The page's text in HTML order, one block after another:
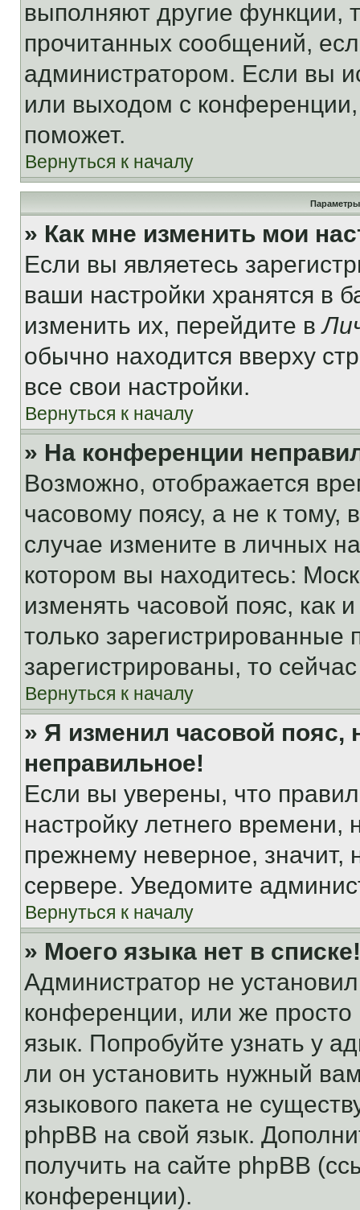
выполняют другие функции,
прочитанных сообщений,
администратором. Если вы
или выходом с
поможет.
Вернуться к началу
Параметры
» Как мне изменить мои
Если вы являетесь
ваши настройки хранятся в
изменить их, перейдите в
обычно находится вверху
все свои настройки.
Вернуться к началу
» На конференции
Возможно, отображается
часовому поясу, а не к тому,
случае измените в личных
котором вы находитесь:
изменять часовой пояс, как
только
зарегистрированы, то
Вернуться к началу
» Я изменил часовой пояс,
неправильное!
Если вы уверены, что
настройку летнего
прежнему неверное, значит,
сервере. Уведомите
Вернуться к началу
» Моего языка нет в списке!
Администратор не
конференции, или же
язык. Попробуйте узнать у
ли он установить нужный
языкового пакета не
phpBB на свой язык.
получить на сайте phpBB
конференции).